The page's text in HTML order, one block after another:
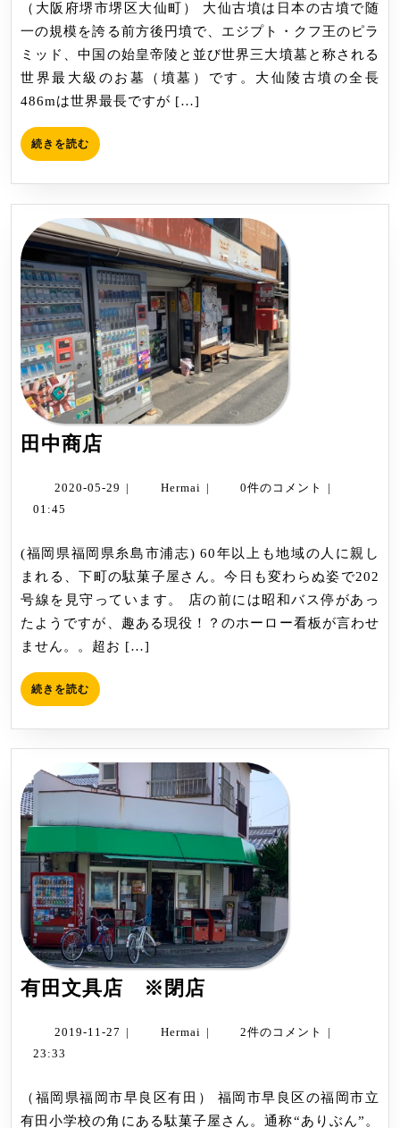
（仁
徳
天
皇
陵）
中
百
鳥
古
墳
群
（大阪府堺市堺区大仙町） 大仙古墳は日本の古墳で随
一の規模を誇る前方後円墳で、エジプト・クフ王のピラ
ミッド、中国の始皇帝陵と並び世界三大墳墓と称される
世界最大級のお墓（墳墓）です。大仙陵古墳の全長
486mは世界最長ですが […]
続きを読む 続
き
む
田中商店
商
2020-05-29 2020-
| Hermai Hermai
| 0件のコメント
|
01:45
(福岡県福岡県糸島市浦志) 60年以上も地域の人に親し
まれる、下町の駄菓子屋さん。今日も変わらぬ姿で202
号線を見守っています。 店の前には昭和バス停があっ
たようですが、趣ある現役！？のホーロー看板が言わせ
ません。。超お […]
続きを読む 続
き
む
有田文具店 ※閉店
文
※
2019-11-27 2019-
| Hermai Hermai
| 2件のコメント
|
23:33
（福岡県福岡市早良区有田） 福岡市早良区の福岡市立
有田小学校の角にある駄菓子屋さん。通称“ありぶん”。